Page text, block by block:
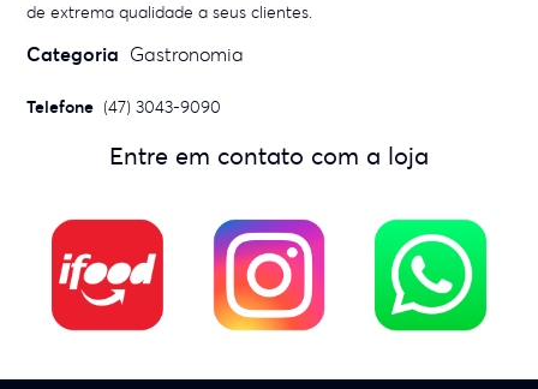
de extrema qualidade a seus clientes.
Categoria Gastronomia
Telefone (47) 3043-9090
Entre em contato com a loja